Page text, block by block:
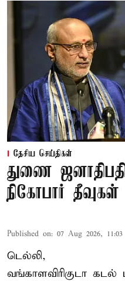
தேசிய செய்திகள்
துணை
நிகோபார்
Published on: 07 Aug 2026,
டெல்லி,
வங்காளவிரிகுடா